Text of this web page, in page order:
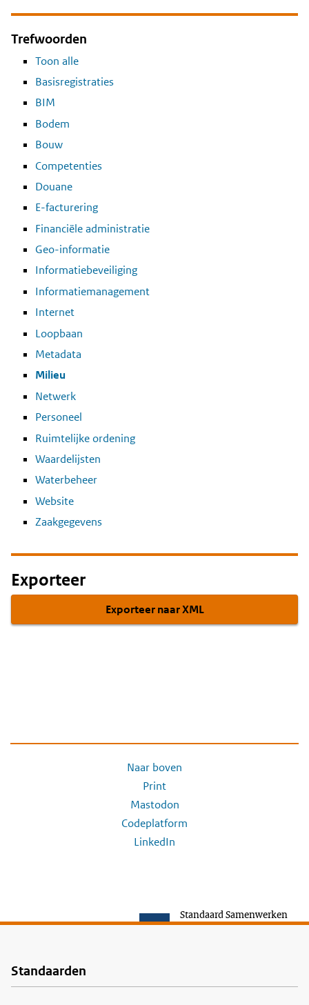
Trefwoorden
Toon alle
Basisregistraties
BIM
Bodem
Bouw
Competenties
Douane
E-facturering
Financiële administratie
Geo-informatie
Informatiebeveiliging
Informatiemanagement
Internet
Loopbaan
Metadata
Milieu
Netwerk
Personeel
Ruimtelijke ordening
Waardelijsten
Waterbeheer
Website
Zaakgegevens
Exporteer
Exporteer naar XML
Naar boven
Print
Mastodon
Codeplatform
LinkedIn
Standaard Samenwerken
Voet
Standaarden